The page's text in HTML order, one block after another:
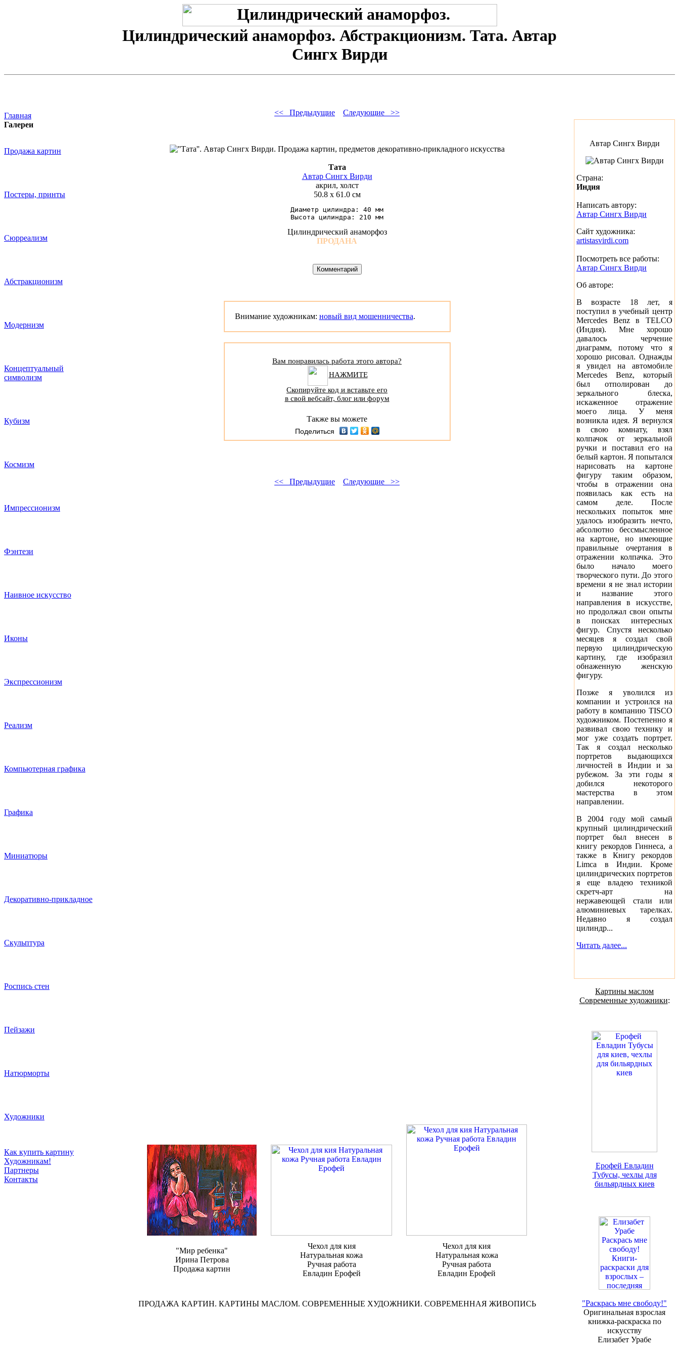
Цилиндрический анаморфоз. Абстракционизм. Тата. Автар
Сингх Вирди
Главная
Галереи
Продажа картин
Постеры, принты
Сюрреализм
Абстракционизм
Модернизм
Концептуальный
символизм
Кубизм
Космизм
Импрессионизм
Фэнтези
Наивное искусство
Иконы
Экспрессионизм
Реализм
Компьютерная графика
Графика
Миниатюры
Декоративно-прикладное
Скульптура
Роспись стен
Пейзажи
Натюрморты
Художники
Как купить картину
Художникам!
Партнеры
Контакты
<< Предыдущие Следующие >>
Тата
Автар Сингх Вирди
акрил, холст
50.8 x 61.0 см
Диаметр цилиндра: 40 мм
Высота цилиндра: 210 мм
Цилиндрический анаморфоз
ПРОДАНА
Внимание художникам: новый вид мошенничества.
Вам понравилась работа этого автора?
НАЖМИТЕ
Скопируйте код и вставьте его
в свой вебсайт, блог или форум
Также вы можете
Поделиться
<< Предыдущие Следующие >>
"Мир ребенка"
Ирина Петрова
Продажа картин
Чехол для кия
Натуральная кожа
Ручная работа
Евладин Ерофей
Чехол для кия
Натуральная кожа
Ручная работа
Евладин Ерофей
ПРОДАЖА КАРТИН. КАРТИНЫ МАСЛОМ. СОВРЕМЕННЫЕ ХУДОЖНИКИ. СОВРЕМЕННАЯ ЖИВОПИСЬ
Автар Сингх Вирди
Страна:
Индия
Написать автору:
Автар Сингх Вирди
Сайт художника:
artistasvirdi.com
Посмотреть все работы:
Автар Сингх Вирди
Об авторе:
В возрасте 18 лет, я
поступил в учебный центр
Mercedes Benz в TELCO
(Индия). Мне хорошо
давалось черчение
диаграмм, потому что я
хорошо рисовал. Однажды
я увидел на автомобиле
Mercedes Benz, который
был отполирован до
зеркального блеска,
искаженное отражение
моего лица. У меня
возникла идея. Я вернулся
в свою комнату, взял
колпачок от зеркальной
ручки и поставил его на
белый картон. Я попытался
нарисовать на картоне
фигуру таким образом,
чтобы в отражении она
появилась как есть на
самом деле. После
нескольких попыток мне
удалось изобразить нечто,
абсолютно бессмысленное
на картоне, но имеющие
правильные очертания в
отражении колпачка. Это
было начало моего
творческого пути. До этого
времени я не знал истории
и название этого
направления в искусстве,
но продолжал свои опыты
в поисках интересных
фигур. Спустя несколько
месяцев я создал свой
первую цилиндрическую
картину, где изобразил
обнаженную женскую
фигуру.
Позже я уволился из
компании и устроился на
работу в компанию TISCO
художником. Постепенно я
развивал свою технику и
мог уже создать портрет.
Так я создал несколько
портретов выдающихся
личностей в Индии и за
рубежом. За эти годы я
добился некоторого
мастерства в этом
направлении.
В 2004 году мой самый
крупный цилиндрический
портрет был внесен в
книгу рекордов Гиннеса, а
также в Книгу рекордов
Limca в Индии. Кроме
цилиндрических портретов
я еще владею техникой
скретч-арт на
нержавеющей стали или
алюминиевых тарелках.
Недавно я создал
цилиндр...
Читать далее...
Картины маслом
Современные художники:
Ерофей Евладин
Тубусы, чехлы для
бильярдных киев
"Раскрась мне свободу!"
Оригинальная взрослая
книжка-раскраска по
искусству
Елизабет Урабе